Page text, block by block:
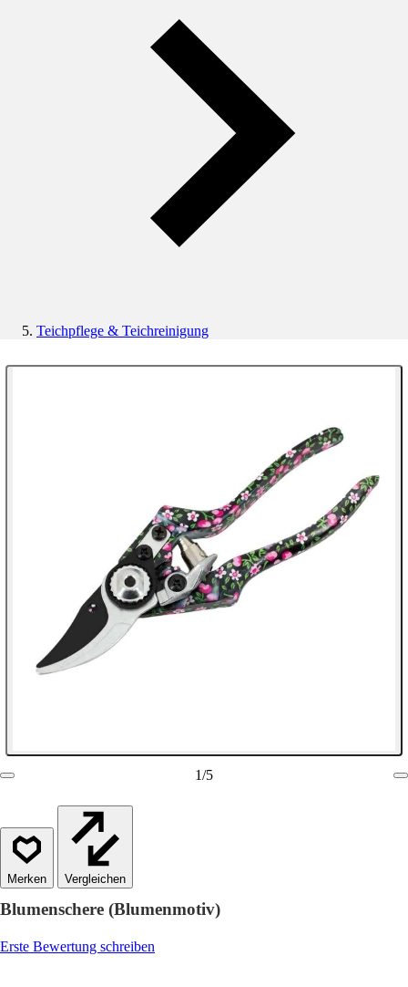
Teichpflege & Teichreinigung
1/5
Vergleichen
Blumenschere (Blumenmotiv)
Erste Bewertung schreiben